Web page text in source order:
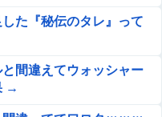
ートが開かずに墜落し
分)を注文してキャンセ
した『秘伝のタレ』って
と間違えてウォッシャー
→